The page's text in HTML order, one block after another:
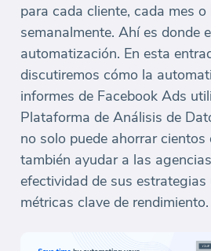
para cada cliente, cada mes
semanalmente. Ahí es donde
automatización. En esta
discutiremos cómo la
informes de Facebook Ads
Plataforma de Análisis de
no solo puede ahorrar cientos
también ayudar a las
efectividad de sus
métricas clave de rendimiento.